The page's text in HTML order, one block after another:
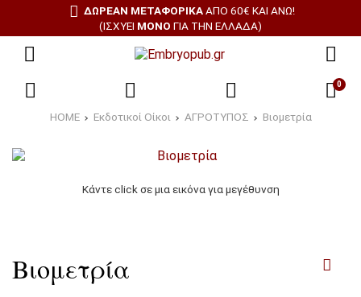
ΔΩΡΕΑΝ ΜΕΤΑΦΟΡΙΚΑΑΠΌ 60€ ΚΑΙ ΆΝΩ!
(ΙΣΧΎΕΙ ΜΌΝΟ ΓΙΑ ΤΗΝ ΕΛΛΆΔΑ)
0
HOME Εκδοτικοί Οίκοι ΑΓΡΟΤΥΠΟΣ Βιομετρία
Κάντε click σε μια εικόνα για μεγέθυνση
Βιομετρία